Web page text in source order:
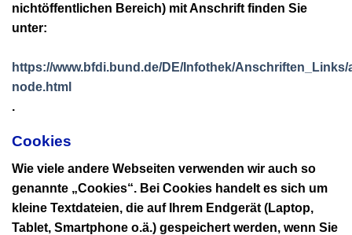
nichtöffentlichen Bereich) mit Anschrift finden Sie
unter:
https://www.bfdi.bund.de/DE/Infothek/
node.html
.
Cookies
Wie viele andere Webseiten verwenden wir auch so
genannte „Cookies“. Bei Cookies handelt es sich um
kleine Textdateien, die auf Ihrem Endgerät (Laptop,
Tablet, Smartphone o.ä.) gespeichert werden, wenn Sie